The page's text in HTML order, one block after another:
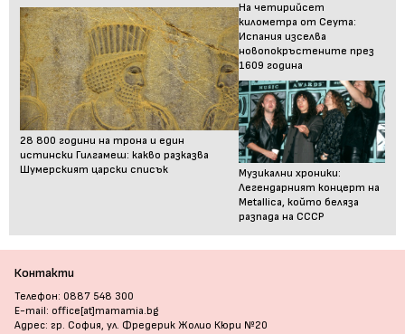
28 800 години на трона и един
истински Гилгамеш: какво разказва
Шумерският царски списък
На четирийсет
километра от Сеута:
Испания изселва
новопокръстените през
1609 година
Музикални хроники:
Легендарният концерт на
Metallica, който беляза
разпада на СССР
Контакти
Телефон: 0887 548 300
E-mail: office[at]mamamia.bg
Адрес: гр. София, ул. Фредерик Жолио Кюри №20